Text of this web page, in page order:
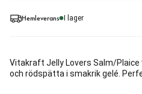
Hemleverans I lager
Vitakraft Jelly Lovers Salm/
och rödspätta i smakrik gelé.